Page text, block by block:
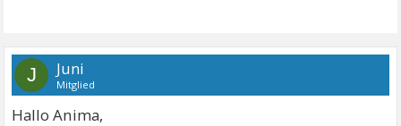
J Juni
Mitglied
Hallo Anima,